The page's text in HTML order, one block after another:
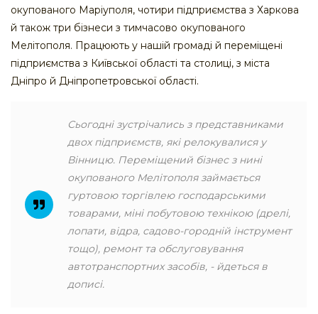
окупованого Маріуполя, чотири підприємства з Харкова
й також три бізнеси з тимчасово окупованого
Мелітополя. Працюють у нашій громаді й переміщені
підприємства з Київської області та столиці, з міста
Дніпро й Дніпропетровської області.
Сьогодні зустрічались з представниками
двох підприємств, які релокувалися у
Вінницю. Переміщений бізнес з нині
окупованого Мелітополя займається
гуртовою торгівлею господарськими
товарами, міні побутовою технікою (дрелі,
лопати, відра, садово-городній інструмент
тощо), ремонт та обслуговування
автотранспортних засобів, - йдеться в
дописі.